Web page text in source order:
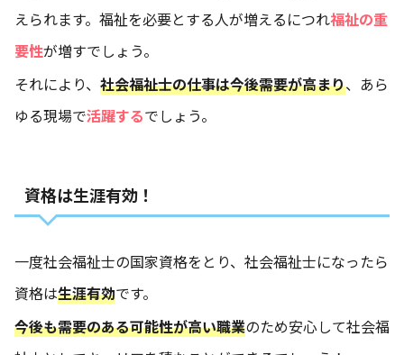
えられます。福祉を必要とする人が増えるにつれ福祉の重
要性が増すでしょう。
それにより、 社会福祉士の仕事は今後需要が高まり、あら
ゆる現場で活躍するでしょう。
資格は生涯有効！
一度社会福祉士の国家資格をとり、社会福祉士になったら
資格は生涯有効です。
今後も需要のある可能性が高い職業のため安心して社会福